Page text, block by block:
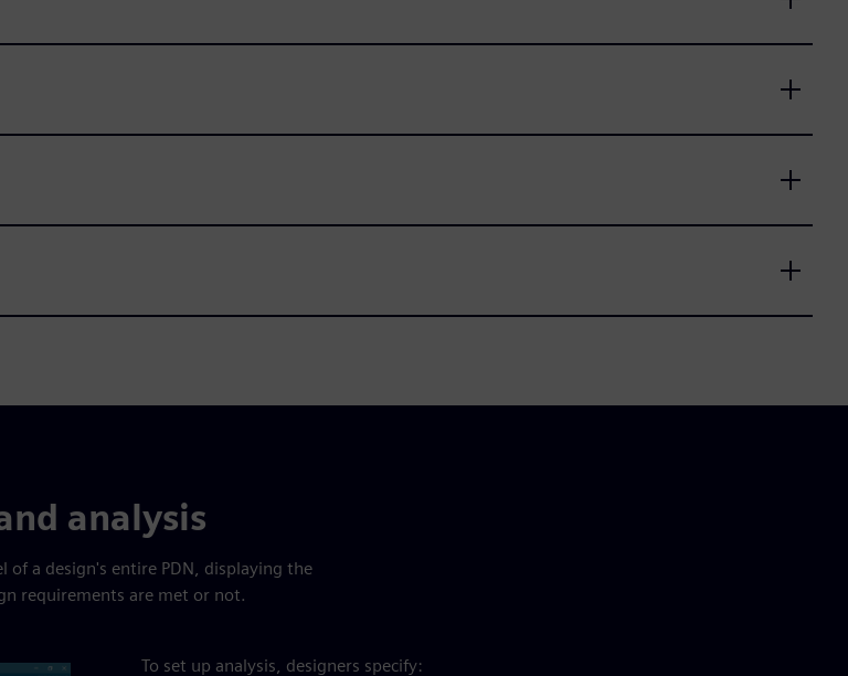
analysis
of a design's entire PDN, displaying the
requirements are met or not.
To set up analysis, designers specify: